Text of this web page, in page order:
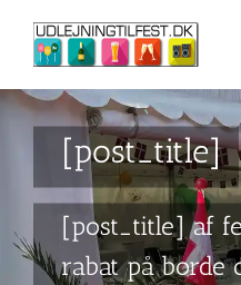
content
[post_title]
[post_title] af
rabat på borde